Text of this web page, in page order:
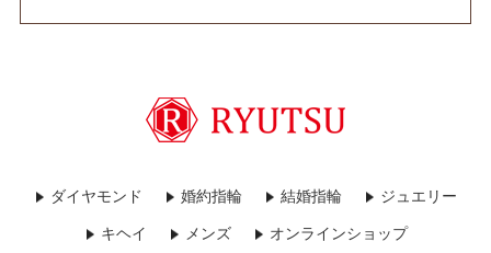
ダイヤモンド 婚約指輪 結婚指輪 ジュエリー
キヘイ メンズ オンラインショップ